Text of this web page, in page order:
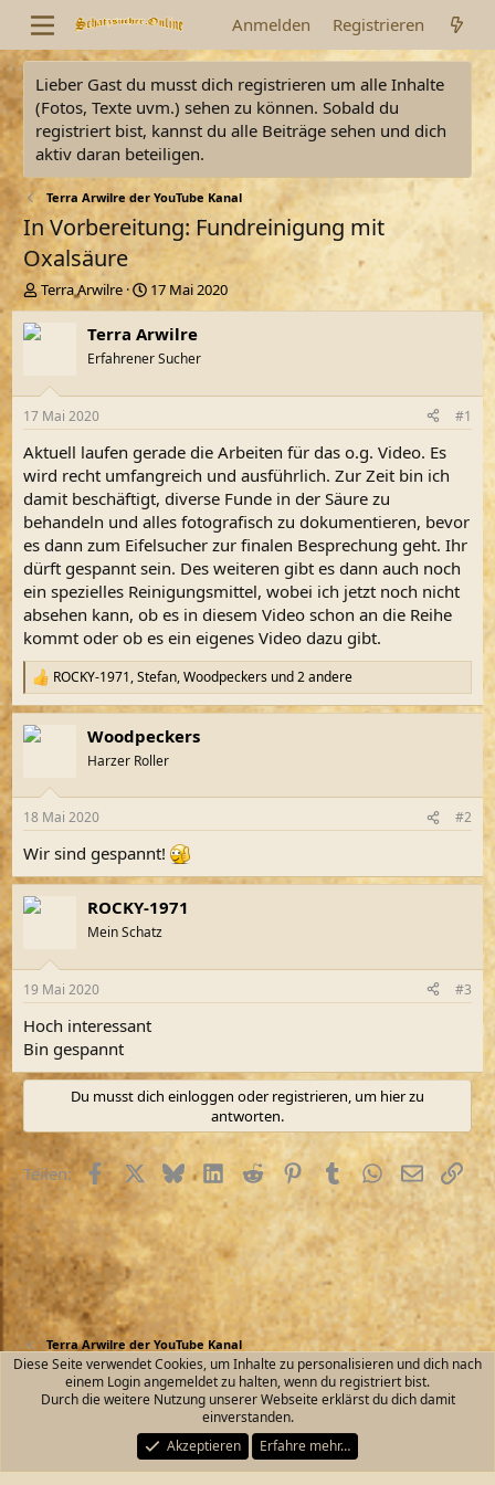
Anmelden Registrieren
Lieber Gast du musst dich registrieren um alle Inhalte
(Fotos, Texte uvm.) sehen zu können. Sobald du
registriert bist, kannst du alle Beiträge sehen und dich
aktiv daran beteiligen.
Terra Arwilre der YouTube Kanal
In Vorbereitung: Fundreinigung mit
Oxalsäure
E
r
s
l
e
r
Terra Arwilre
E
r
s
e
t
a
17 Mai 2020
Terra Arwilre
Erfahrener Sucher
17 Mai 2020 #1
Aktuell laufen gerade die Arbeiten für das o.g. Video. Es
wird recht umfangreich und ausführlich. Zur Zeit bin ich
damit beschäftigt, diverse Funde in der Säure zu
behandeln und alles fotografisch zu dokumentieren, bevor
es dann zum Eifelsucher zur finalen Besprechung geht. Ihr
dürft gespannt sein. Des weiteren gibt es dann auch noch
ein spezielles Reinigungsmittel, wobei ich jetzt noch nicht
absehen kann, ob es in diesem Video schon an die Reihe
kommt oder ob es ein eigenes Video dazu gibt.
R
e
a
k
e
:
ROCKY-1971,Stefan,Woodpeckers und 2 andere
Woodpeckers
Harzer Roller
18 Mai 2020 #2
Wir sind gespannt!
ROCKY-1971
Mein Schatz
19 Mai 2020 #3
Hoch interessant
Bin gespannt
Du musst dich einloggen oder registrieren, um hier zu
antworten.
Teilen: FacebookX (Twitter)
BlueskyLinkedIn
RedditPinterestTumblrWhatsApp
E-MailLink
Terra Arwilre der YouTube Kanal
Kontakt Nutzungsbedingungen
Datenschutz
Start
R
S
Community platform by XenForo® © 2010-2026 XenForo Ltd.
Diese Seite verwendet Cookies, um Inhalte zu personalisieren und dich nach
einem Login angemeldet zu halten, wenn du registriert bist.
Durch die weitere Nutzung unserer Webseite erklärst du dich damit
einverstanden.
Akzeptieren
Erfahre mehr…